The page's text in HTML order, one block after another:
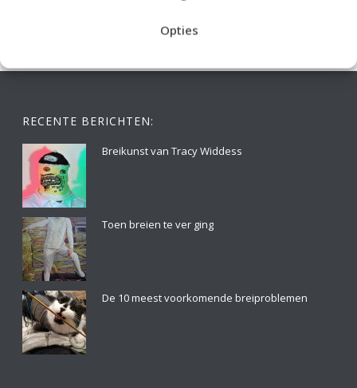
Opties
RECENTE BERICHTEN:
Breikunst van Tracy Widdess
Toen breien te ver ging
De 10 meest voorkomende breiproblemen